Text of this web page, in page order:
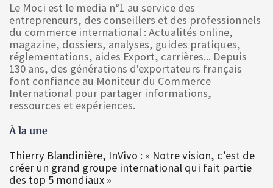
Le Moci est le media n°1 au service des
entrepreneurs, des conseillers et des professionnels
du commerce international : Actualités online,
magazine, dossiers, analyses, guides pratiques,
réglementations, aides Export, carrières... Depuis
130 ans, des générations d'exportateurs français
font confiance au Moniteur du Commerce
International pour partager informations,
ressources et expériences.
À la une
Thierry Blandinière, InVivo : « Notre vision, c’est de
créer un grand groupe international qui fait partie
des top 5 mondiaux »